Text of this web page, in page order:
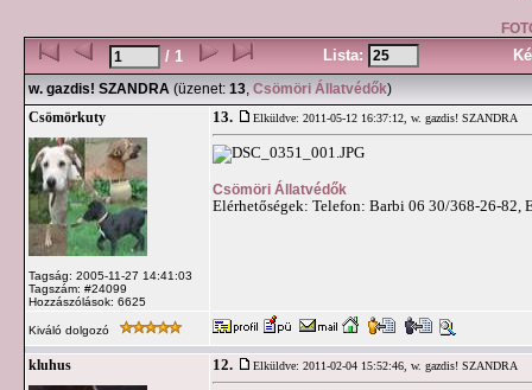
/ 1 Lista:
w. gazdis! SZANDRA (üzenet: 13, Csömöri Állatvédők)
Csömörkuty
Tagság: 2005-11-27 14:41:03
Tagszám: #24099
Hozzászólások: 6625
13. Elküldve: 2011-05-12 16:37:12, w. gazdis! SZANDRA
Csömöri Állatvédők
Elérhetőségek: Telefon: Barbi 06 30/368-26-82,
Kiváló dolgozó
kluhus 12. Elküldve: 2011-02-04 15:52:46, w. gazdis! SZANDRA